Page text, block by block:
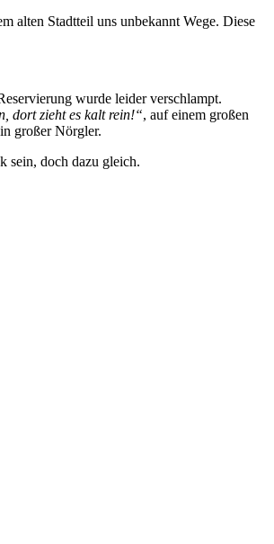
alten Stadtteil uns unbekannt Wege. Diese
wurde leider verschlampt.
dort zieht es kalt rein!“, auf einem großen
großer Nörgler.
sein, doch dazu gleich.